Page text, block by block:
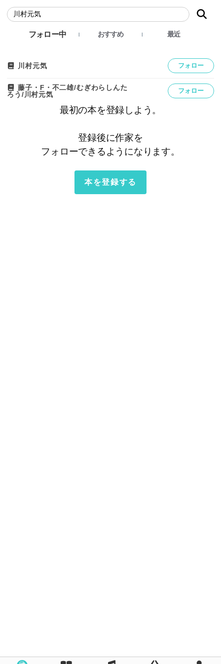
フォロー中 おすすめ 最近
川村元気 フォロー
藤子・F・不二雄/むぎわらしんた
ろう/川村元気
フォロー
最初の本を登録しよう。
登録後に作家を
フォローできるようになります。
本を登録する